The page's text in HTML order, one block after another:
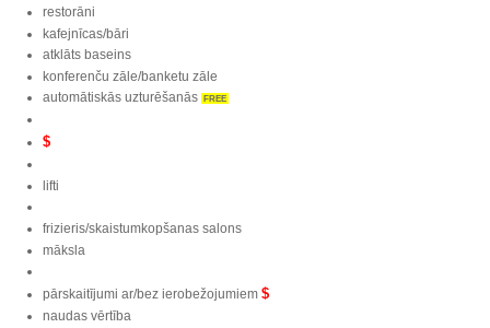
restorāni
kafejnīcas/bāri
atklāts baseins
konferenču zāle/banketu zāle
automātiskās uzturēšanās FREE
$
lifti
frizieris/skaistumkopšanas salons
māksla
pārskaitījumi ar/bez ierobežojumiem $
naudas vērtība